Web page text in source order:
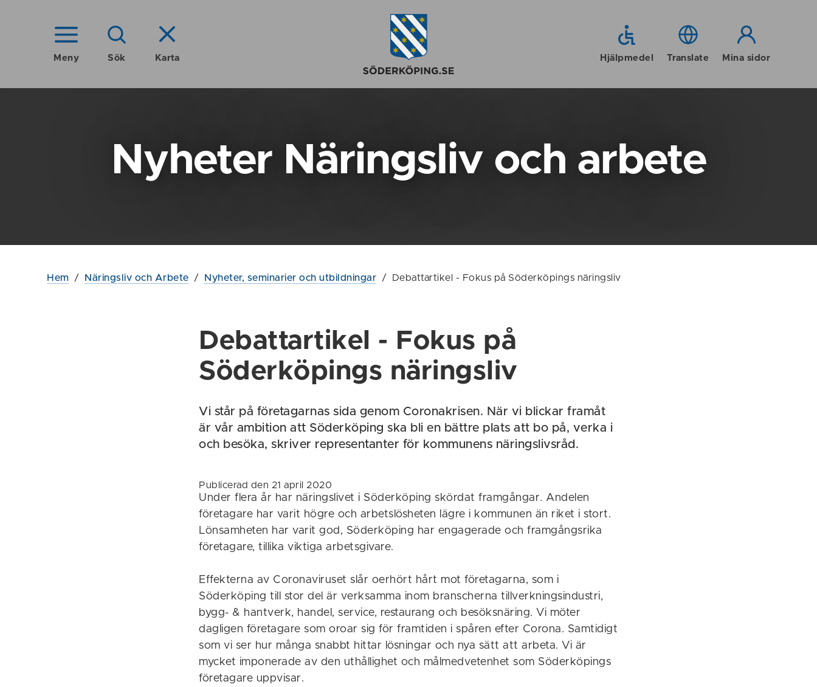
Meny Sök Karta Hjälpmedel Translate Mina sidor
Nyheter Näringsliv och arbete
Hem / Näringsliv och Arbete / Nyheter, seminarier och utbildningar / Debattartikel - Fokus på Söderköpings näringsliv
Debattartikel - Fokus på
Söderköpings näringsliv
Vi står på företagarnas sida genom Coronakrisen. När vi blickar framåt
är vår ambition att Söderköping ska bli en bättre plats att bo på, verka i
och besöka, skriver representanter för kommunens näringslivsråd.
Publicerad den 21 april 2020
Under flera år har näringslivet i Söderköping skördat framgångar. Andelen
företagare har varit högre och arbetslösheten lägre i kommunen än riket i stort.
Lönsamheten har varit god, Söderköping har engagerade och framgångsrika
företagare, tillika viktiga arbetsgivare.
Effekterna av Coronaviruset slår oerhört hårt mot företagarna, som i
Söderköping till stor del är verksamma inom branscherna tillverkningsindustri,
bygg- & hantverk, handel, service, restaurang och besöksnäring. Vi möter
dagligen företagare som oroar sig för framtiden i spåren efter Corona. Samtidigt
som vi ser hur många snabbt hittar lösningar och nya sätt att arbeta. Vi är
mycket imponerade av den uthållighet och målmedvetenhet som Söderköpings
företagare uppvisar.